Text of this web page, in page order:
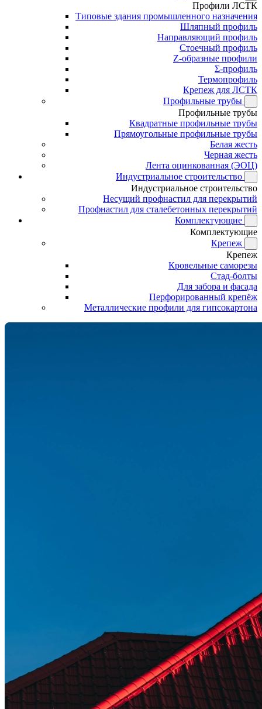
Профили ЛСТК
Типовые здания промышленного назначения
Шляпный профиль
Направляющий профиль
Стоечный профиль
Z-образные профили
Σ-профиль
Термопрофиль
Крепеж для ЛСТК
Профильные трубы
Профильные трубы
Квадратные профильные трубы
Прямоугольные профильные трубы
Белая жесть
Черная жесть
Лента оцинкованная (ЭОЦ)
Индустриальное строительство
Индустриальное строительство
Несущий профнастил для перекрытий
Профнастил для сталебетонных перекрытий
Комплектующие
Комплектующие
Крепеж
Крепеж
Кровельные саморезы
Стад-болты
Для забора и фасада
Перфорированный крепёж
Металлические профили для гипсокартона